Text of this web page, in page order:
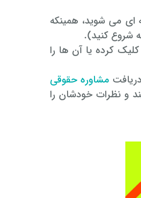
ای می شوید، همینکه
شروع کنید).
کرده یا آن ها را
مشاوره حقوقی
و نظرات خودشان را